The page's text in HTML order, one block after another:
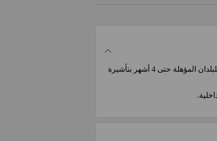
إذا كنت تخطط للدراسة في أستراليا ، فيمكنك الدراسة لمدة تصل إلى 3 أشهر بتأشيرة سياحية ، أو بالنسبة للبلدان المؤهلة حتى 4 أشهر بتأشيرة